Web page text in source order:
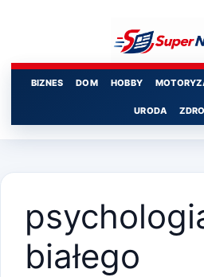
BIZNES DOM HOBBY
URODA
białego